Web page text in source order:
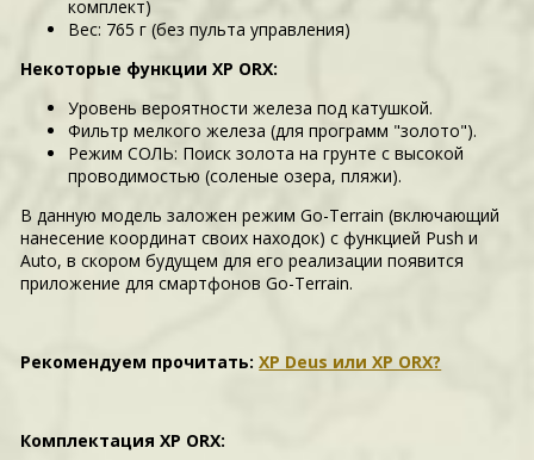
комплект)
Вес: 765 г (без пульта управления)
Некоторые функции XP ORX:
Уровень вероятности железа под катушкой.
Фильтр мелкого железа (для программ "золото").
Режим СОЛЬ: Поиск золота на грунте с высокой
проводимостью (соленые озера, пляжи).
В данную модель заложен режим Go-Terrain (включающий
нанесение координат своих находок) с функцией Push и
Auto, в скором будущем для его реализации появится
приложение для смартфонов Go-Terrain.
Рекомендуем прочитать:XP Deus или XP ORX?
Комплектация XP ORX: